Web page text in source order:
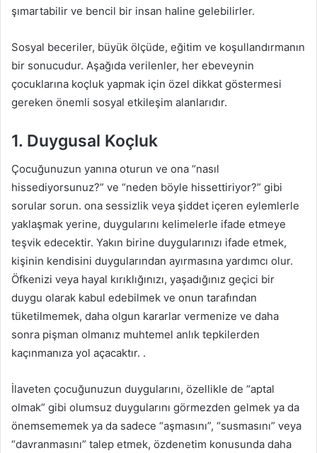
şımartabilir ve bencil bir insan haline gelebilirler.
Sosyal beceriler, büyük ölçüde, eğitim ve koşullandırmanın
bir sonucudur. Aşağıda verilenler, her ebeveynin
çocuklarına koçluk yapmak için özel dikkat göstermesi
gereken önemli sosyal etkileşim alanlarıdır.
1. Duygusal Koçluk
Çocuğunuzun yanına oturun ve ona “nasıl
hissediyorsunuz?” ve “neden böyle hissettiriyor?” gibi
sorular sorun. ona sessizlik veya şiddet içeren eylemlerle
yaklaşmak yerine, duygularını kelimelerle ifade etmeye
teşvik edecektir. Yakın birine duygularınızı ifade etmek,
kişinin kendisini duygularından ayırmasına yardımcı olur.
Öfkenizi veya hayal kırıklığınızı, yaşadığınız geçici bir
duygu olarak kabul edebilmek ve onun tarafından
tüketilmemek, daha olgun kararlar vermenize ve daha
sonra pişman olmanız muhtemel anlık tepkilerden
kaçınmanıza yol açacaktır. .
İlaveten çocuğunuzun duygularını, özellikle de “aptal
olmak” gibi olumsuz duygularını görmezden gelmek ya da
önemsememek ya da sadece “aşmasını”, “susmasını” veya
“davranmasını” talep etmek, özdenetim konusunda daha